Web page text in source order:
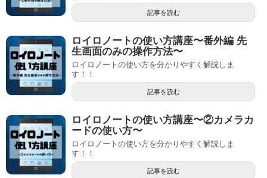
記事を読む
ロイロノートの使い方講座〜番外編 先
生画面のみの操作方法〜
ロイロノートの使い方を分かりやすく解説しま
す！！
記事を読む
ロイロノートの使い方講座〜②カメラカ
ードの使い方〜
ロイロノートの使い方を分かりやすく解説しま
す！！
記事を読む